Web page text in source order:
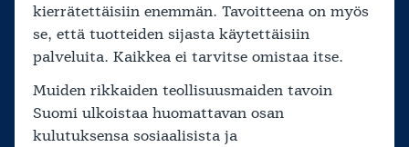
kierrätettäisiin enemmän. Tavoitteena on myös
se, että tuotteiden sijasta käytettäisiin
palveluita. Kaikkea ei tarvitse omistaa itse.
Muiden rikkaiden teollisuusmaiden tavoin
Suomi ulkoistaa huomattavan osan
kulutuksensa sosiaalisista ja